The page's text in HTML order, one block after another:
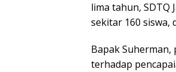
lima tahun, SDTQ
sekitar 160 siswa,
Bapak
terhadap